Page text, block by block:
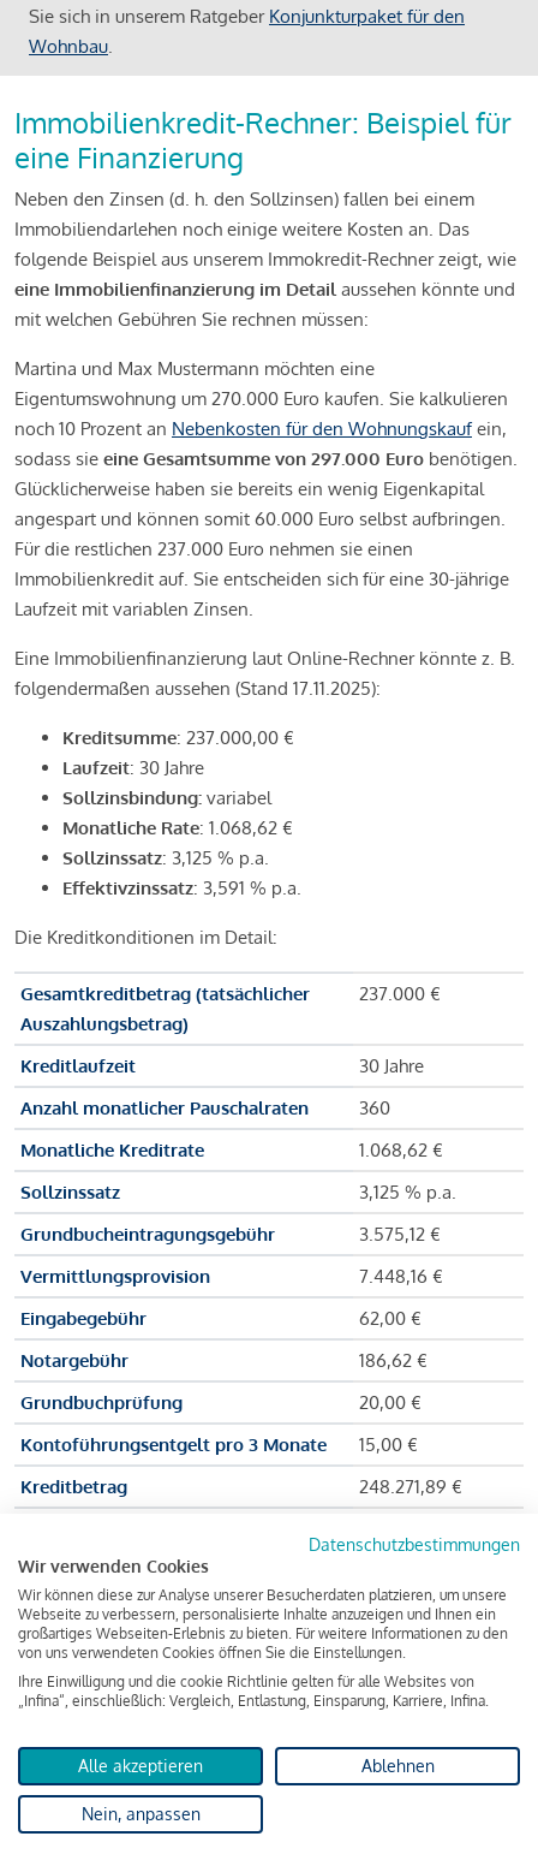
Sie sich in unserem Ratgeber Konjunkturpaket für den
Wohnbau.
Immobilienkredit-Rechner: Beispiel für
eine Finanzierung
Neben den Zinsen (d. h. den Sollzinsen) fallen bei einem
Immobiliendarlehen noch einige weitere Kosten an. Das
folgende Beispiel aus unserem Immokredit-Rechner zeigt, wie
eine Immobilienfinanzierung im Detail aussehen könnte und
mit welchen Gebühren Sie rechnen müssen:
Martina und Max Mustermann möchten eine
Eigentumswohnung um 270.000 Euro kaufen. Sie kalkulieren
noch 10 Prozent an Nebenkosten für den Wohnungskaufein,
sodass sie eine Gesamtsumme von 297.000 Euro benötigen.
Glücklicherweise haben sie bereits ein wenig Eigenkapital
angespart und können somit 60.000 Euro selbst aufbringen.
Für die restlichen 237.000 Euro nehmen sie einen
Immobilienkredit auf. Sie entscheiden sich für eine 30-jährige
Laufzeit mit variablen Zinsen.
Eine Immobilienfinanzierung laut Online-Rechner könnte z. B.
folgendermaßen aussehen (Stand 17.11.2025):
Kreditsumme: 237.000,00 €
Laufzeit: 30 Jahre
Sollzinsbindung: variabel
Monatliche Rate: 1.068,62 €
Sollzinssatz: 3,125 % p.a.
Effektivzinssatz: 3,591 % p.a.
Die Kreditkonditionen im Detail:
Gesamtkreditbetrag (tatsächlicher
Auszahlungsbetrag)
237.000 €
Kreditlaufzeit
30 Jahre
Anzahl monatlicher Pauschalraten
360
Monatliche Kreditrate
1.068,62 €
Sollzinssatz
3,125 % p.a.
Grundbucheintragungsgebühr
3.575,12 €
Vermittlungsprovision
7.448,16 €
Eingabegebühr
62,00 €
Notargebühr
186,62 €
Grundbuchprüfung
20,00 €
Kontoführungsentgelt pro 3 Monate
15,00 €
Kreditbetrag
248.271,89 €
Zu zahlender Gesamtbetrag
Kreditvermittler
INFINA Credit
Broker GmbH
von 237.000 Euro ausgezahlt, um die Wohnung zu kaufen.
Darüber hinaus fallen aber noch einige Gebühren an (z. B. die
Grundbucheintragungsgebühr), sodass die Bank den
Datenschutzbestimmungen
Wir verwenden Cookies
Wir können diese zur Analyse unserer Besucherdaten platzieren, um unsere
Webseite zu verbessern, personalisierte Inhalte anzuzeigen und Ihnen ein
großartiges Webseiten-Erlebnis zu bieten. Für weitere Informationen zu den
von uns verwendeten Cookies öffnen Sie die Einstellungen.
Ihre Einwilligung und die cookie Richtlinie gelten für alle Websites von
„Infina“, einschließlich: Vergleich, Entlastung, Einsparung, Karriere, Infina.
Alle akzeptieren Ablehnen
Nein, anpassen